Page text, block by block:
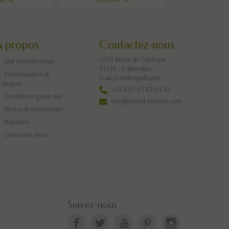
propos
Qui sommes-nous
Connaissance et
Conditions générales
Photos et dimensions
Nos liens
Contactez-nous
Contactez-nous
1393 Route de Toulouse
31570 - Vallesvilles -
France métropolitaine
+33 (0)5 61 83 64 12
info@cristal-essence.com
Suivez-nous